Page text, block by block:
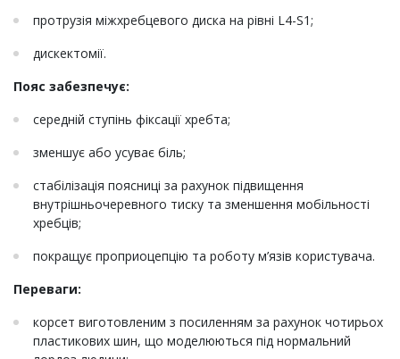
протрузія міжхребцевого диска на рівні L4-S1;
дискектомії.
Пояс забезпечує:
середній ступінь фіксації хребта;
зменшує або усуває біль;
стабілізація поясниці за рахунок підвищення
внутрішньочеревного тиску та зменшення мобільності
хребців;
покращує проприоцепцію та роботу м’язів користувача.
Переваги:
корсет виготовленим з посиленням за рахунок чотирьох
пластикових шин, що моделюються під нормальний